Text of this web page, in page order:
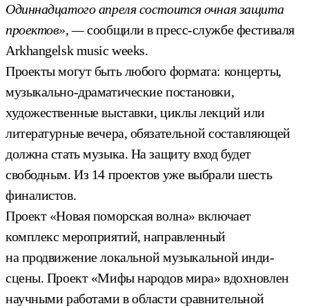
Одиннадцатого апреля состоится очная защита
проектов», —сообщили в пресс-службе фестиваля
Arkhangelsk music weeks.
Проекты могут быть любого формата: концерты,
музыкально-драматические постановки,
художественные выставки, циклы лекций или
литературные вечера, обязательной составляющей
должна стать музыка. На защиту вход будет
свободным. Из 14 проектов уже выбрали шесть
финалистов.
Проект «Новая поморская волна» включает
комплекс мероприятий, направленный
на продвижение локальной музыкальной инди-
сцены. Проект «Мифы народов мира» вдохновлен
научными работами в области сравнительной